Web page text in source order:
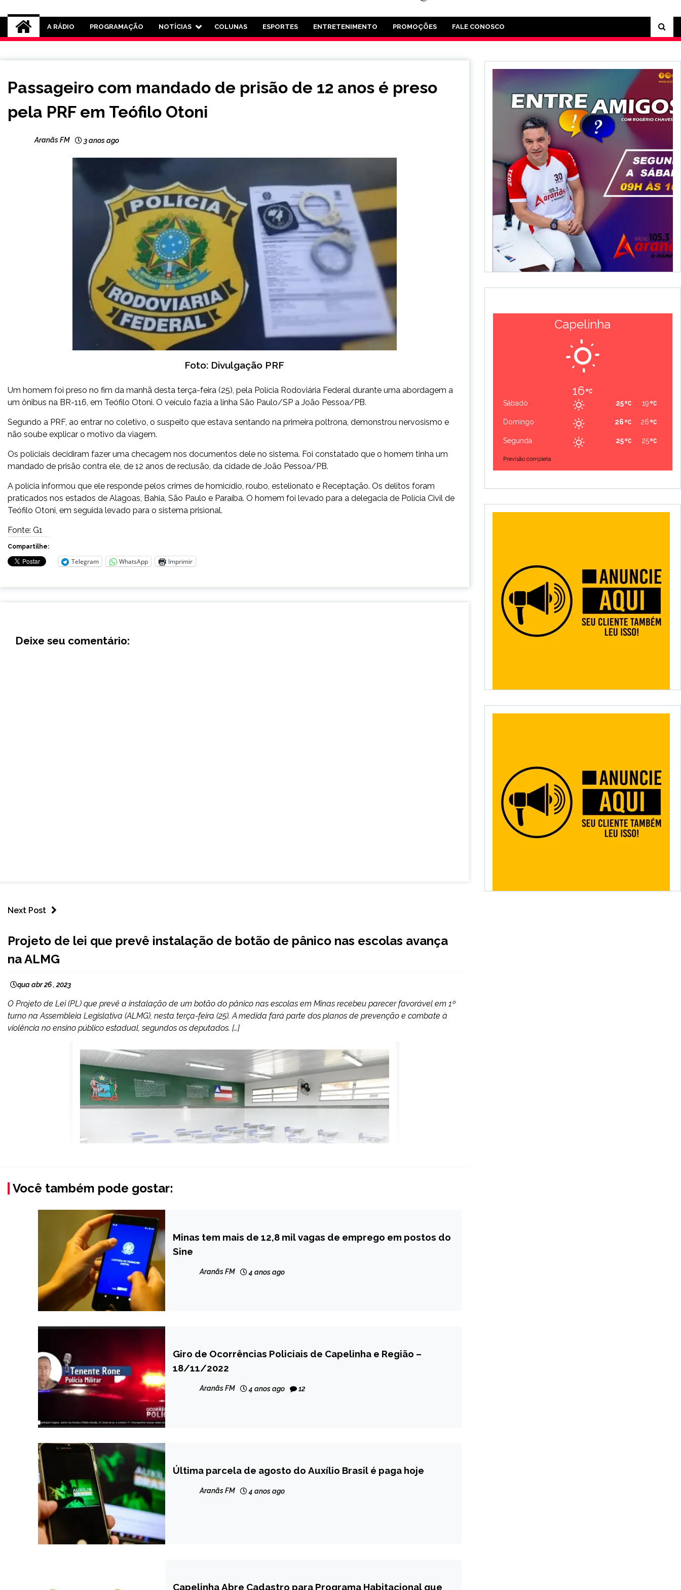
Rádio Aranãs 105.3
A RÁDIO PROGRAMAÇÃO NOTÍCIAS COLUNAS ESPORTES ENTRETENIMENTO PROMOÇÕES FALE CONOSCO
MINAS
NOTÍCIAS
Passageiro com mandado de prisão de 12 anos é preso
pela PRF em Teófilo Otoni
Aranãs FM 3 anos ago
Foto: Divulgação PRF
Um homem foi preso no fim da manhã desta terça-feira (25), pela Polícia Rodoviária Federal durante uma abordagem a
um ônibus na BR-116, em Teófilo Otoni. O veículo fazia a linha São Paulo/SP a João Pessoa/PB.
Segundo a PRF, ao entrar no coletivo, o suspeito que estava sentando na primeira poltrona, demonstrou nervosismo e
não soube explicar o motivo da viagem.
Os policiais decidiram fazer uma checagem nos documentos dele no sistema. Foi constatado que o homem tinha um
mandado de prisão contra ele, de 12 anos de reclusão, da cidade de João Pessoa/PB.
A polícia informou que ele responde pelos crimes de homicídio, roubo, estelionato e Receptação. Os delitos foram
praticados nos estados de Alagoas, Bahia, São Paulo e Paraíba. O homem foi levado para a delegacia de Polícia Civil de
Teófilo Otoni, em seguida levado para o sistema prisional.
Fonte: G1
Compartilhe:
Telegram WhatsApp Imprimir
Deixe seu comentário:
Next Post
GERAIS
NOTÍCIAS
Projeto de lei que prevê instalação de botão de pânico nas escolas avança
na ALMG
qua abr 26 , 2023
O Projeto de Lei (PL) que prevê a instalação de um botão do pânico nas escolas em Minas recebeu parecer favorável em 1º
turno na Assembleia Legislativa (ALMG), nesta terça-feira (25). A medida fará parte dos planos de prevenção e combate à
violência no ensino público estadual, segundos os deputados. […]
Você também pode gostar:
CAPELINHA
MINAS
Minas tem mais de 12,8 mil vagas de emprego em postos do
Sine
Aranãs FM 4 anos ago
CAPELINHA
NOTÍCIAS
Giro de Ocorrências Policiais de Capelinha e Região –
18/11/2022
Aranãs FM 4 anos ago 12
BRASIL
NOTÍCIAS
Última parcela de agosto do Auxílio Brasil é paga hoje
Aranãs FM 4 anos ago
CAPELINHA
Capelinha Abre Cadastro para Programa Habitacional que
Capelinha
16
Sábado 19
25
Domingo 26
26
Segunda 25
25
Previsão completa